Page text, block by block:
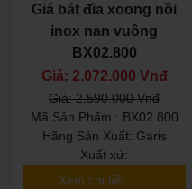
Giá bát đĩa xoong nồi
inox nan vuông
BX02.800
Giá: 2.072.000 Vnđ
Giá: 2.590.000 Vnđ
Mã Sản Phẩm : BX02.800
Hãng Sản Xuất: Garis
Xuất xứ:
Xem chi tiết